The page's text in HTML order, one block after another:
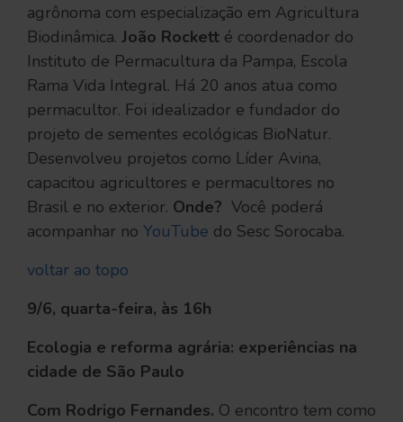
agrônoma com especialização em Agricultura
Biodinâmica. João Rockett é coordenador do
Instituto de Permacultura da Pampa, Escola
Rama Vida Integral. Há 20 anos atua como
permacultor. Foi idealizador e fundador do
projeto de sementes ecológicas BioNatur.
Desenvolveu projetos como Líder Avina,
capacitou agricultores e permacultores no
Brasil e no exterior. Onde? Você poderá
acompanhar no YouTube do Sesc Sorocaba.
voltar ao topo
9/6, quarta-feira, às 16h
Ecologia e reforma agrária: experiências na
cidade de São Paulo
Com Rodrigo Fernandes. O encontro tem como